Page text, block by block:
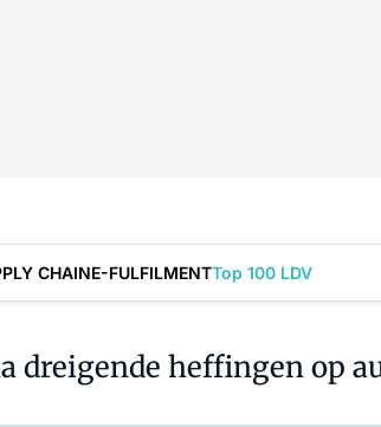
CHAINE-FULFILMENTTop 100 LDV
dreigende heffingen op